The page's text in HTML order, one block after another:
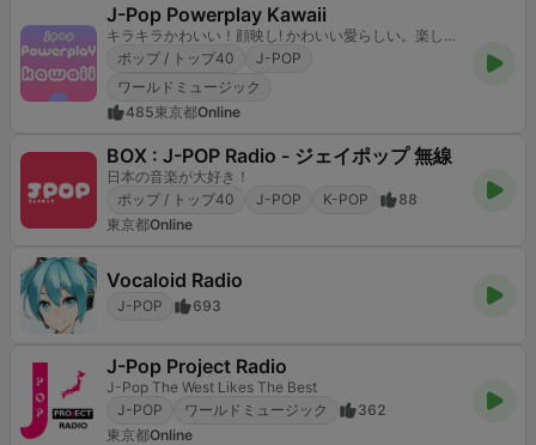
J-Pop Powerplay Kawaii
キラキラかわいい！顔映し! かわいい愛らしい。楽しい！
ポップ / トップ40
J-POP
ワールドミュージック
485東京都Online
BOX : J-POP Radio - ジェイポップ 無線
日本の音楽が大好き！
ポップ / トップ40
J-POP K-POP
88
東京都Online
Vocaloid Radio
J-POP 693
J-Pop Project Radio
J-Pop The West Likes The Best
J-POP
ワールドミュージック
362
東京都Online